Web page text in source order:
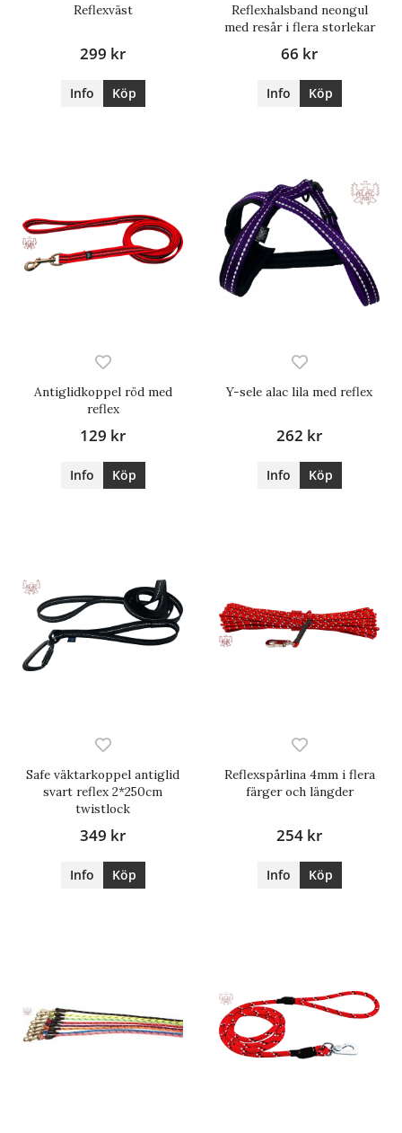
Reflexväst
299 kr
Info Köp
Reflexhalsband neongul
med resår i flera storlekar
66 kr
Info Köp
Antiglidkoppel röd med
reflex
129 kr
Info Köp
Y-sele alac lila med reflex
262 kr
Info Köp
Safe väktarkoppel antiglid
svart reflex 2*250cm
twistlock
349 kr
Info Köp
Reflexspårlina 4mm i flera
färger och längder
254 kr
Info Köp